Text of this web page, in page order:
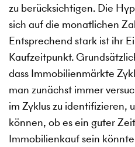
zu berücksichtigen. Die
sich auf die monatlichen
Entsprechend stark ist ihr
Kaufzeitpunkt.
dass Immobilienmärkte
man zunächst immer
im Zyklus zu identifizieren,
können, ob es ein guter
Immobilienkauf sein